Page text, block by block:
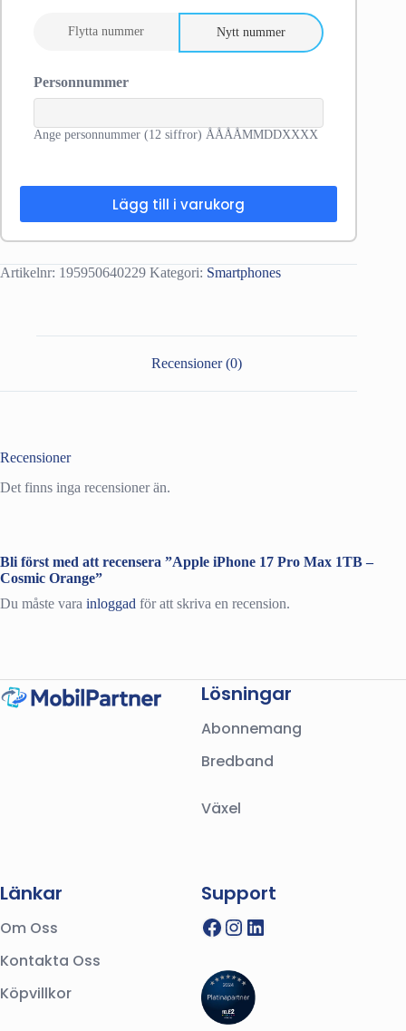
Flytta nummer Nytt nummer
Personnummer
Ange personnummer (12 siffror) ÅÅÅÅMMDDXXXX
Lägg till i varukorg
Artikelnr: 195950640229 Kategori: Smartphones
Recensioner (0)
Recensioner
Det finns inga recensioner än.
Bli först med att recensera ”Apple iPhone 17 Pro Max 1TB –
Cosmic Orange”
Du måste vara inloggad för att skriva en recension.
Lösningar
Abonnemang
Bredband
Växel
Länkar
Om Oss
Kontakta Oss
Köpvillkor
Support
Facebook
Instagram
LinkedIn